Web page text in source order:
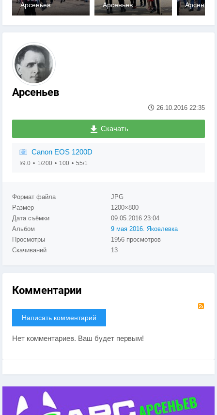
0
Арсеньев
0
Арсеньев
0
Арсеньев
Арсеньев
26.10.2016 22:35
Скачать
Canon EOS 1200D
f/9.0 1/200 100 55/1
Формат файла
JPG
Размер
1200×800
Дата съёмки
09.05.2016 23:04
Альбом
9 мая 2016. Яковлевка
Просмотры
1956 просмотров
Скачиваний
13
Комментарии
Написать комментарий
Нет комментариев. Ваш будет первым!